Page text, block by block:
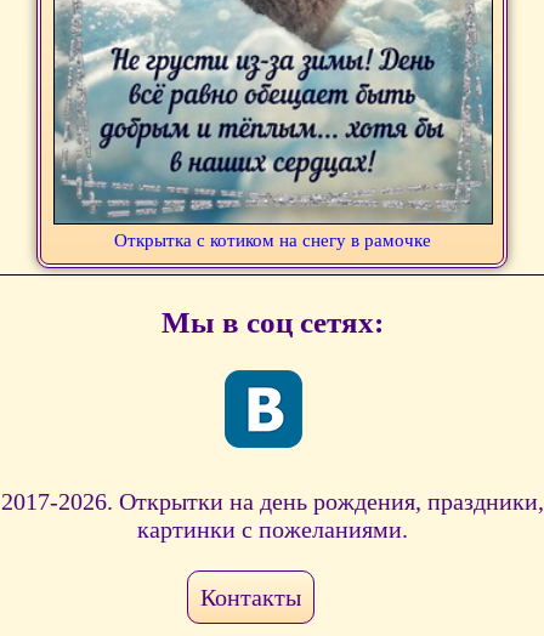
Открытка с котиком на снегу в рамочке
Мы в соц сетях:
2017-2026. Открытки на день рождения, праздники,
картинки с пожеланиями.
Контакты